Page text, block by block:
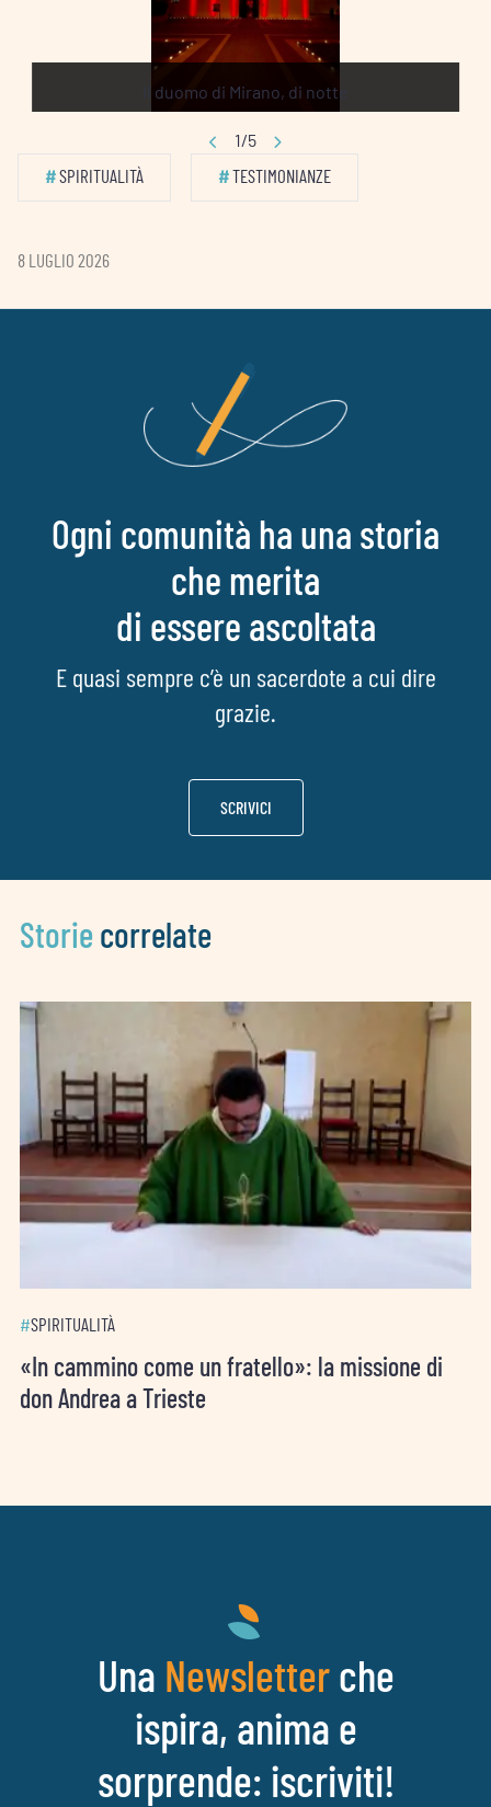
Il duomo di Mirano, di notte
1/5
#SPIRITUALITÀ #TESTIMONIANZE
8 LUGLIO 2026
Ogni comunità ha una storia
che merita
di essere ascoltata
E quasi sempre c’è un sacerdote a cui dire
grazie.
SCRIVICI
Storie correlate
#SPIRITUALITÀ
«In cammino come un fratello»: la missione di
don Andrea a Trieste
Una Newsletterche
ispira, anima e
sorprende: iscriviti!